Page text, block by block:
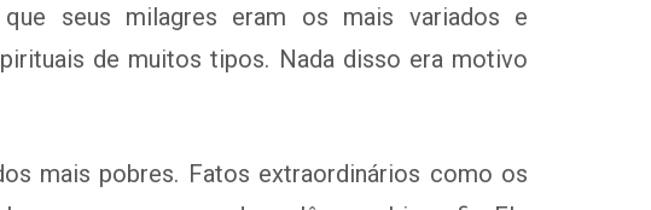
seus milagres eram os mais variados e
de muitos tipos. Nada disso era motivo
mais pobres. Fatos extraordinários como os